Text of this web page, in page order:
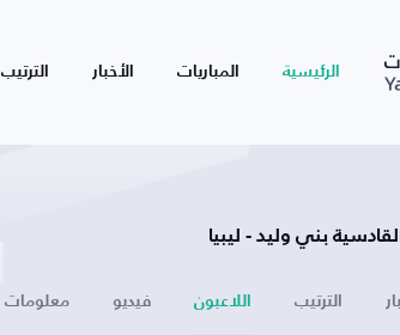
الرئيسية المباريات الأخبار الترتيب
القادسية بني وليد - ليبيا
الترتيب اللاعبون فيديو معلومات